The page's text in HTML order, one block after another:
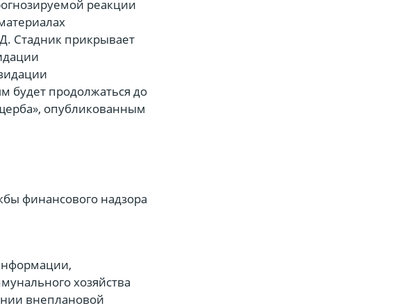
реакции
Стадник прикрывает
будет продолжаться до
опубликованным
финансового надзора
хозяйства
внеплановой